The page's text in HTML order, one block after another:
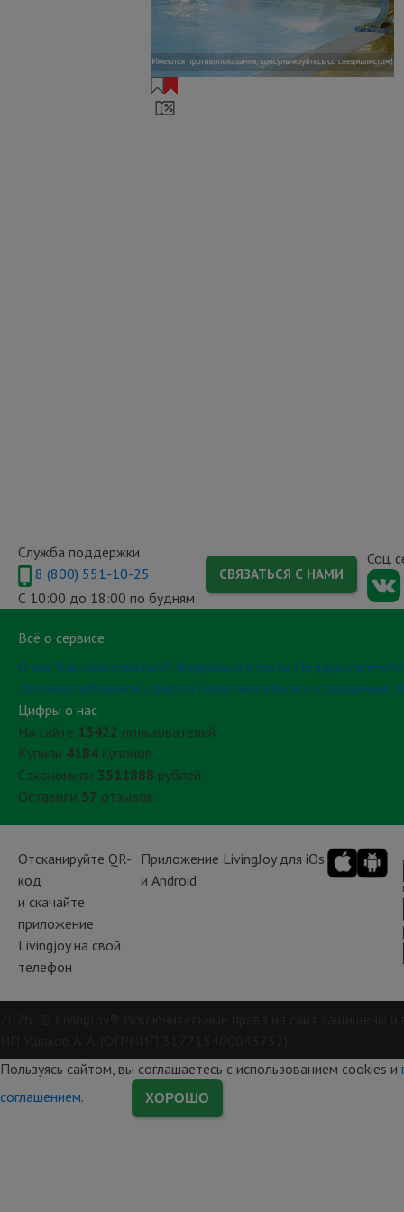
Отсканируйте QR-
код
и скачайте
приложение
Livingjoy на свой
телефон
Приложение LivingJoy для iOs
и Android
Всё о сервисе
О нас Как пользоваться? Вопросы и ответы Подарки-
Договор публичной оферты Пользовательское соглашение
Цифры о нас
На сайте 13422 пользователей
Купили 4184купонов
Сэкономили 3511888 рублей
Оставили 57 отзывов
Служба поддержки
8 (800) 551-10-25
С 10:00 до 18:00 по будням
СВЯЗАТЬСЯ С НАМИ
Соц.
Пользуясь сайтом, вы соглашаетесь с использованием cookies и
соглашением. ХОРОШО